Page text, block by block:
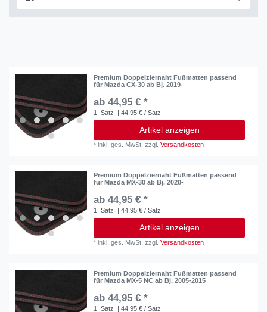
Premium Doppelziernaht Fußmatten passend
für Mazda CX-30 ab Bj. 2019-
ab 44,95 € *
1 Satz | 44,95 € / Satz
Artikel anzeigen
*inkl. ges. MwSt. zzgl.Versandkosten
Premium Doppelziernaht Fußmatten passend
für Mazda MX-30 ab Bj. 2020-
ab 44,95 € *
1 Satz | 44,95 € / Satz
Artikel anzeigen
*inkl. ges. MwSt. zzgl.Versandkosten
Premium Doppelziernaht Fußmatten passend
für Mazda MX-5 NC ab Bj. 2005-2015
ab 44,95 € *
1 Satz | 44,95 € / Satz